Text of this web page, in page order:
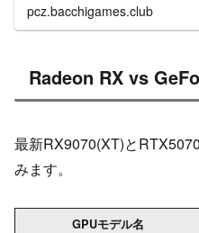
して中間フレ
pcz.bacchigames.club
Radeon RX vs
最新RX9070(XT)と
みます。
GPUモデル名